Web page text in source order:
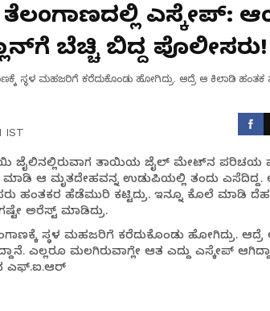
ಎಸ್ಕೇಪ್:
ಬೆಚ್ಚಿ ಬಿದ್ದ ಪೊಲೀಸರು!
ಸ್ಥಳ ಮಹಜರಿಗೆ ಕರೆದುಕೊಂಡು ಹೋಗಿದ್ರು. ಆದ್ರೆ ಆ ಕಿಲಾಡಿ
IST
ಜೈಲಿನಲ್ಲಿರುವಾಗ ತಾಯಿಯ ಜೈಲ್​ ಮೇಟ್​ನ ಪರಿಚಯ
ಆ ಮೃತದೇಹವನ್ನ ಉಡುಪಿಯಲ್ಲಿ ತಂದು ಎಸೆದಿದ್ದ.
ಹಂತಕರ ಹೆಡೆಮುರಿ ಕಟ್ಟಿದ್ರು. ಇನ್ನೂ ಕೊಲೆ ಮಾಡಿ
ಅರೆಸ್ಟ್​​ ಮಾಡಿದ್ರು.
ಸ್ಥಳ ಮಹಜರಿಗೆ ಕರೆದುಕೊಂಡು ಹೋಗಿದ್ರು.
ಎಲ್ಲರೂ ಮಲಗಿರುವಾಗ್ಲೇ ಆತ ಎದ್ದು ಎಸ್ಕೇಪ್​
ಎಫ್​.ಐ.ಆರ್